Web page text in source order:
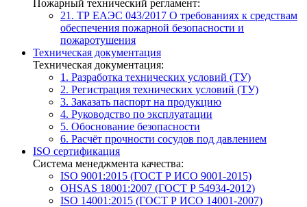
Пожарный технический регламент:
21. ТР ЕАЭС 043/2017 О требованиях к средствам
обеспечения пожарной безопасности и
пожаротушения
Техническая документация
Техническая документация:
1. Разработка технических условий (ТУ)
2. Регистрация технических условий (ТУ)
3. Заказать паспорт на продукцию
4. Руководство по эксплуатации
5. Обоснование безопасности
6. Расчёт прочности сосудов под давлением
ISO сертификация
Система менеджмента качества:
ISO 9001:2015 (ГОСТ Р ИСО 9001-2015)
OHSAS 18001:2007 (ГОСТ Р 54934-2012)
ISO 14001:2015 (ГОСТ Р ИСО 14001-2007)